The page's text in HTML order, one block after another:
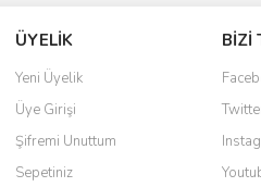
ÜYELİK
Yeni Üyelik
Üye Girişi
Şifremi Unuttum
Sepetiniz
BİZİ